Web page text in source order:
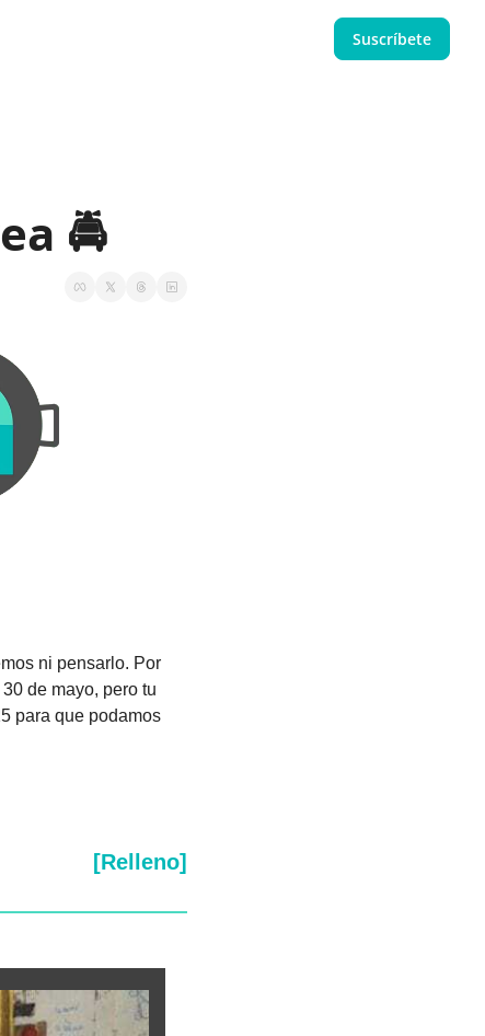
Suscríbete
🚔
ni pensarlo. Por
de mayo, pero tu
para que podamos
[Relleno]